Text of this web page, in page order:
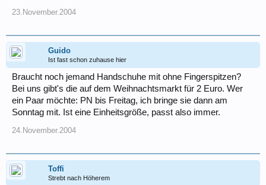
23.November.2004
Guido
Ist fast schon zuhause hier
Braucht noch jemand Handschuhe mit ohne Fingerspitzen?
Bei uns gibt's die auf dem Weihnachtsmarkt für 2 Euro. Wer
ein Paar möchte: PN bis Freitag, ich bringe sie dann am
Sonntag mit. Ist eine Einheitsgröße, passt also immer.
24.November.2004
Toffi
Strebt nach Höherem